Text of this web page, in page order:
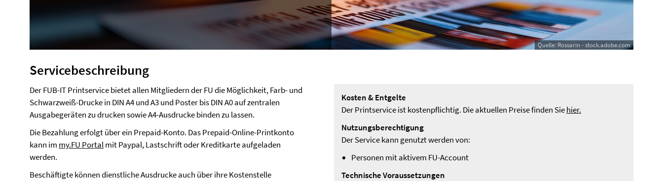
Quelle: Rossarin - stock.adobe.com
Servicebeschreibung
Der FUB-IT Printservice bietet allen Mitgliedern der FU die Möglichkeit, Farb- und
Schwarzweiß-Drucke in DIN A4 und A3 und Poster bis DIN A0 auf zentralen
Ausgabegeräten zu drucken sowie A4-Ausdrucke binden zu lassen.
Die Bezahlung erfolgt über ein Prepaid-Konto. Das Prepaid-Online-Printkonto
kann im my.FU Portalmit Paypal, Lastschrift oder Kreditkarte aufgeladen
werden.
Beschäftigte können dienstliche Ausdrucke auch über ihre Kostenstelle
Kosten & Entgelte
Der Printservice ist kostenpflichtig. Die aktuellen Preise finden Siehier.
Nutzungsberechtigung
Der Service kann genutzt werden von:
Personen mit aktivem FU-Account
Technische Voraussetzungen